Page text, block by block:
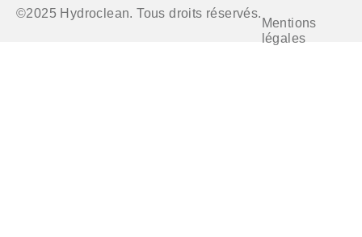
©2025 Hydroclean. Tous droits réservés.
Mentions
légales